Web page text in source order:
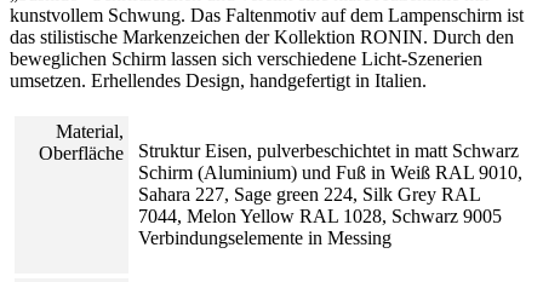
kunstvollem Schwung. Das Faltenmotiv auf dem Lampenschirm ist
das stilistische Markenzeichen der Kollektion RONIN. Durch den
beweglichen Schirm lassen sich verschiedene Licht-Szenerien
umsetzen. Erhellendes Design, handgefertigt in Italien.
Material,
Oberfläche
Struktur Eisen, pulverbeschichtet in matt Schwarz
Schirm (Aluminium) und Fuß in Weiß RAL 9010,
Sahara 227, Sage green 224, Silk Grey RAL
7044, Melon Yellow RAL 1028, Schwarz 9005
Verbindungselemente in Messing